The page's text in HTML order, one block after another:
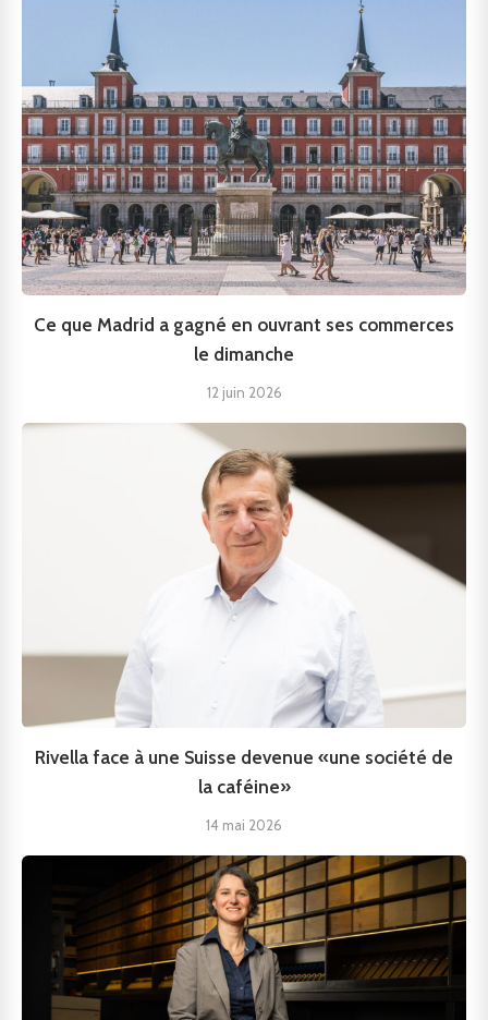
Ce que Madrid a gagné en ouvrant ses commerces
le dimanche
12 juin 2026
Rivella face à une Suisse devenue «une société de
la caféine»
14 mai 2026